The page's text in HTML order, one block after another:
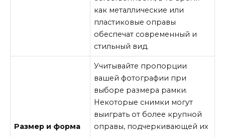
как металлические или
пластиковые оправы
обеспечат современный и
стильный вид.
Размер и форма
Учитывайте пропорции
вашей фотографии при
выборе размера рамки.
Некоторые снимки могут
выиграть от более крупной
оправы, подчеркивающей их